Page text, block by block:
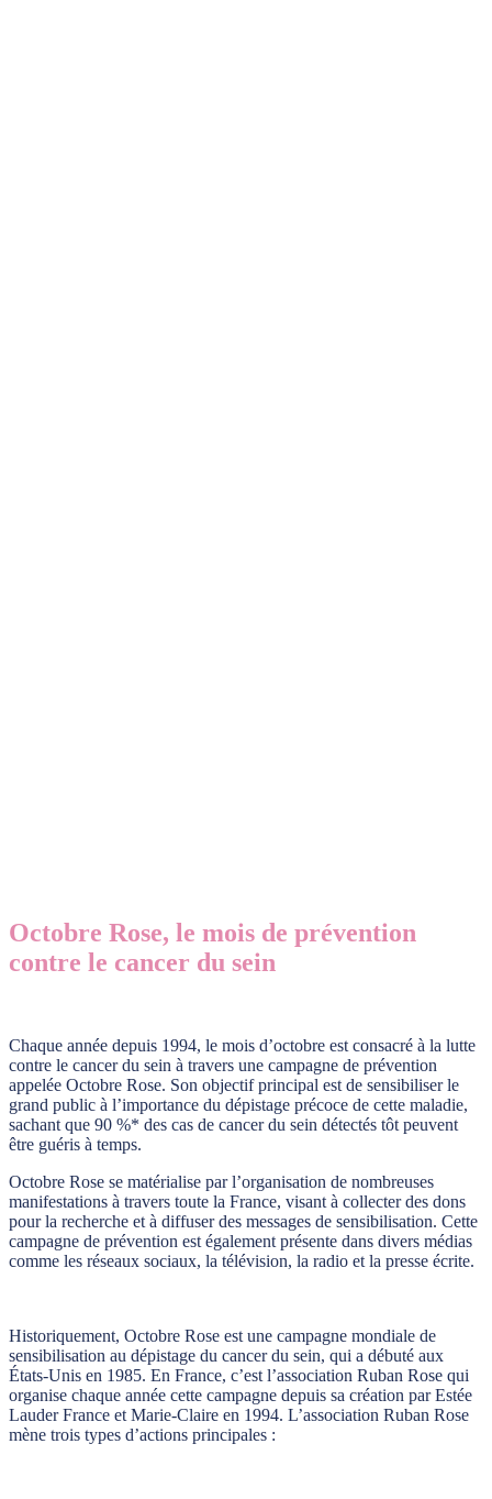
Octobre Rose, le mois de prévention
contre le cancer du sein
Chaque année depuis 1994, le mois d’octobre est consacré à la lutte
contre le cancer du sein à travers une campagne de prévention
appelée Octobre Rose. Son objectif principal est de sensibiliser le
grand public à l’importance du dépistage précoce de cette maladie,
sachant que 90 %* des cas de cancer du sein détectés tôt peuvent
être guéris à temps.
Octobre Rose se matérialise par l’organisation de nombreuses
manifestations à travers toute la France, visant à collecter des dons
pour la recherche et à diffuser des messages de sensibilisation. Cette
campagne de prévention est également présente dans divers médias
comme les réseaux sociaux, la télévision, la radio et la presse écrite.
Historiquement, Octobre Rose est une campagne mondiale de
sensibilisation au dépistage du cancer du sein, qui a débuté aux
États-Unis en 1985. En France, c’est l’association Ruban Rose qui
organise chaque année cette campagne depuis sa création par Estée
Lauder France et Marie-Claire en 1994. L’association Ruban Rose
mène trois types d’actions principales :